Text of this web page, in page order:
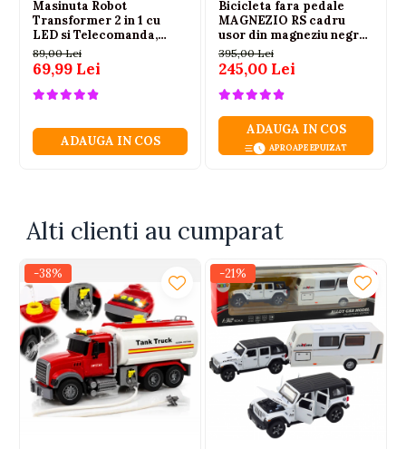
Material: plastic + elemente din cauciuc
Alimentare: 3 baterii AG13 (incluse)
Dimensiuni masina: 26 x 12.5 x 10 cm
Dimensiuni ambalaj: 31 x 18.5 x 12.5 cm
Certificari: CE, EN71
CONTINUT PACHET:
ambalaj color
Avertisment: nerecomandata copiilor sub 3 ani
Pentru: baieti
Masinuta Robot
Transformer 2 in 1 cu
LED si Telecomanda,
Scara 1:18, Galbena, 6 ani+
89,00 Lei
69,99 Lei
ADAUGA IN COS
Bicicleta fara pedale
MAGNEZIO RS cadru
usor din magneziu negru
3-6 ani
395,00 Lei
245,00 Lei
ADAUGA IN COS
APROAPE EPUIZAT
Alti clienti au cumparat
-38% -21%